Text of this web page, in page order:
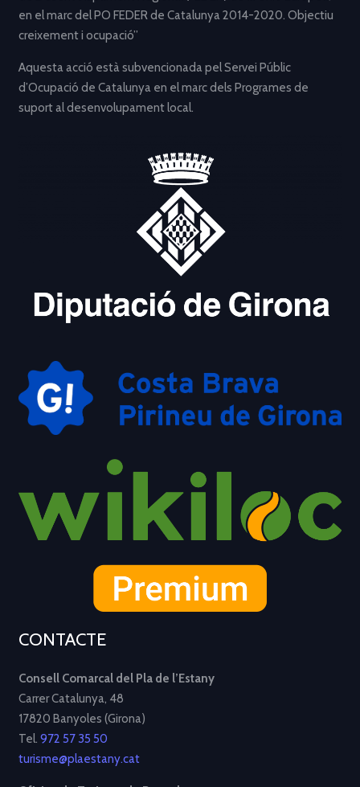
en el marc del PO FEDER de Catalunya 2014-2020. Objectiu
creixement i ocupació”
Aquesta acció està subvencionada pel Servei Públic
d’Ocupació de Catalunya en el marc dels Programes de
suport al desenvolupament local.
CONTACTE
Consell Comarcal del Pla de l’Estany
Carrer Catalunya, 48
17820 Banyoles (Girona)
Tel. 972 57 35 50
turisme@plaestany.cat